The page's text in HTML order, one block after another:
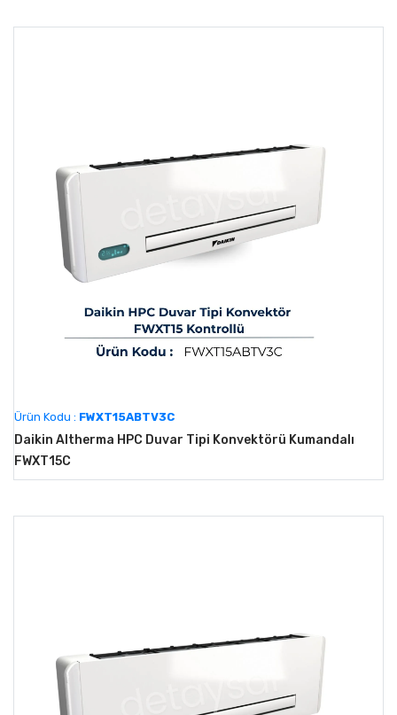
Ürün Kodu : FWXT15ABTV3C
Daikin Altherma HPC Duvar Tipi Konvektörü Kumandalı
FWXT15C